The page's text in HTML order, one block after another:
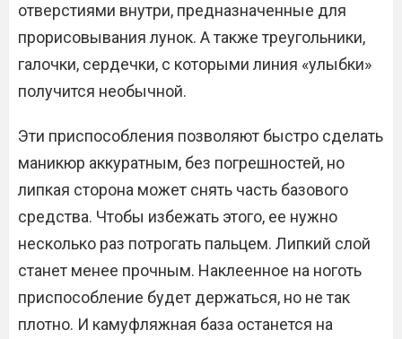
отверстиями внутри, предназначенные для
прорисовывания лунок. А также треугольники,
галочки, сердечки, с которыми линия «улыбки»
получится необычной.
Эти приспособления позволяют быстро сделать
маникюр аккуратным, без погрешностей, но
липкая сторона может снять часть базового
средства. Чтобы избежать этого, ее нужно
несколько раз потрогать пальцем. Липкий слой
станет менее прочным. Наклеенное на ноготь
приспособление будет держаться, но не так
плотно. И камуфляжная база останется на